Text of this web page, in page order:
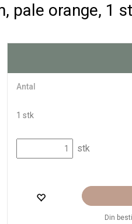
pale orange, 1
Antal
1 stk
stk
Din